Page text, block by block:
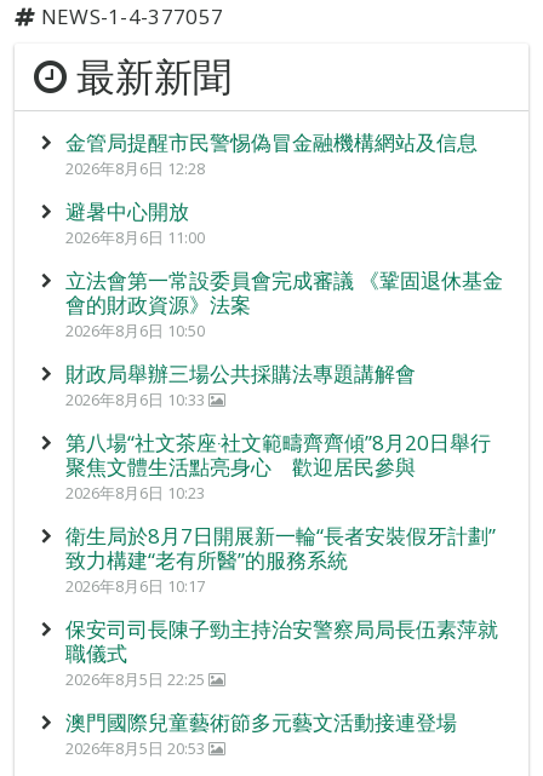
NEWS-1-4-377057
最新新聞
金管局提醒市民警惕偽冒金融機構網站及信息
2026年8月6日 12:28
避暑中心開放
2026年8月6日 11:00
立法會第一常設委員會完成審議 《鞏固退休基金
會的財政資源》法案
2026年8月6日 10:50
財政局舉辦三場公共採購法專題講解會
2026年8月6日 10:33
第八場“社文茶座‧社文範疇齊齊傾”8月20日舉行
聚焦文體生活點亮身心 歡迎居民參與
2026年8月6日 10:23
衛生局於8月7日開展新一輪“長者安裝假牙計劃”
致力構建“老有所醫”的服務系統
2026年8月6日 10:17
保安司司長陳子勁主持治安警察局局長伍素萍就
職儀式
2026年8月5日 22:25
澳門國際兒童藝術節多元藝文活動接連登場
2026年8月5日 20:53